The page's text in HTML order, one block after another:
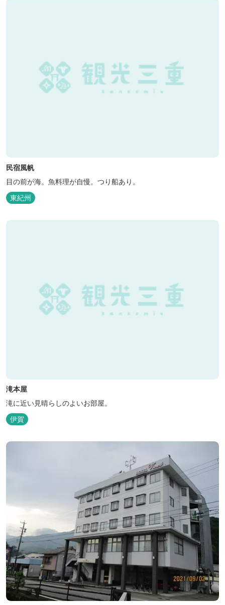
民宿風帆
目の前が海。魚料理が自慢。つり船あり。
東紀州
滝本屋
滝に近い見晴らしのよいお部屋。
伊賀